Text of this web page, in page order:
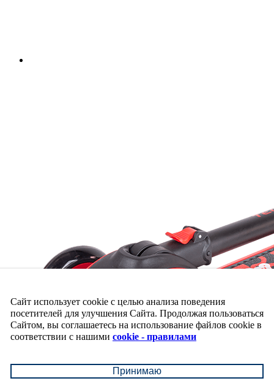
Сайт использует cookie с целью анализа поведения
посетителей для улучшения Сайта. Продолжая пользоваться
Сайтом, вы соглашаетесь на использование файлов cookie в
соответствии с нашими cookie - правилами
Принимаю